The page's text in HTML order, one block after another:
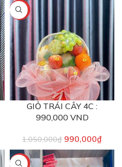
-6%
GIỎ TRÁI CÂY 4C :
990,000 VND
1,050,000₫ 990,000₫
-6%